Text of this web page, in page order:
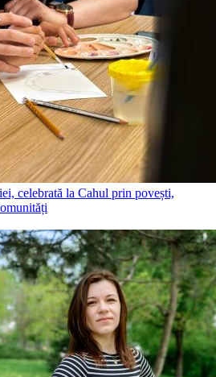
celebrată la Cahul prin povești,